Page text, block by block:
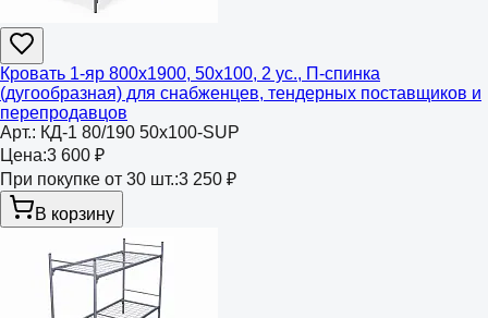
Кровать 1-яр 800х1900, 50х100, 2 ус., П-спинка
(дугообразная) для снабженцев, тендерных поставщиков и
перепродавцов
Арт.: КД-1 80/190 50х100-SUP
Цена:3 600 ₽
При покупке от 30 шт.:3 250 ₽
В корзину